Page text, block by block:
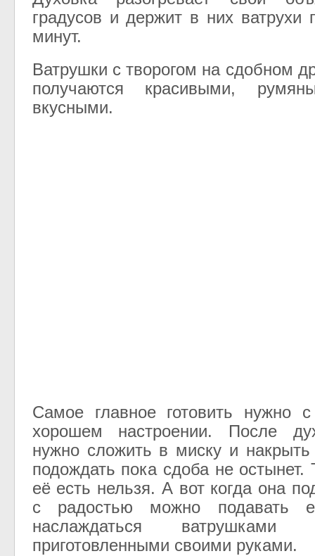
градусов и держит в них ватрухи
минут.
Ватрушки с творогом на сдобном
получаются красивыми,
вкусными.
Самое главное готовить
хорошем настроении. После
нужно сложить в миску и
подождать пока сдоба не остынет.
её есть нельзя. А вот когда она
с радостью можно подавать
наслаждаться
приготовленными своими руками.